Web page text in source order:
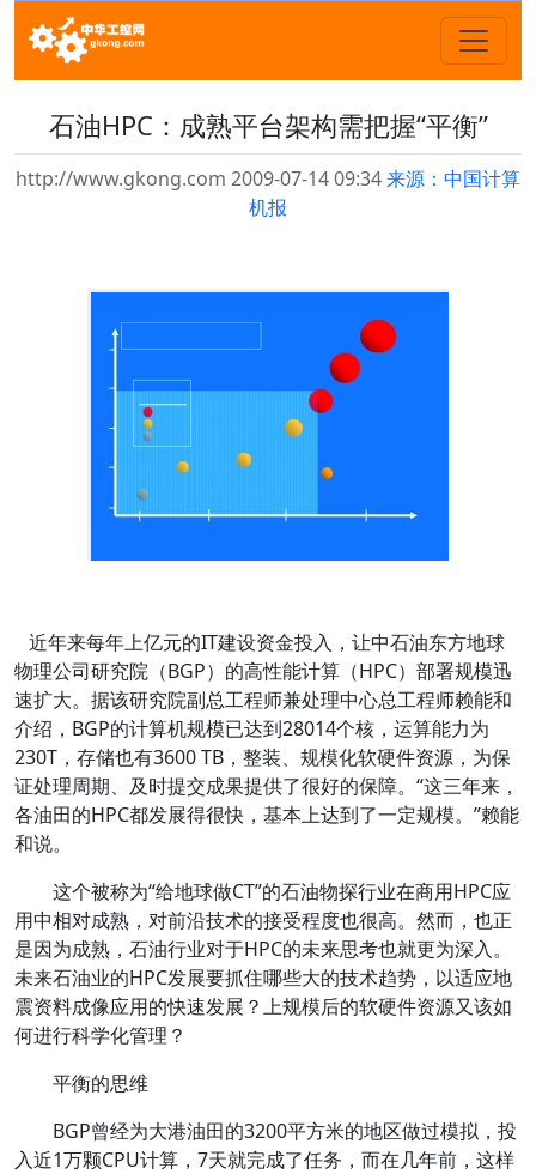
石油HPC：成熟平台架构需把握“平衡”
http://www.gkong.com 2009-07-14 09:34来源：中国计算
机报
近年来每年上亿元的IT建设资金投入，让中石油东方地球
物理公司研究院（BGP）的高性能计算（HPC）部署规模迅
速扩大。据该研究院副总工程师兼处理中心总工程师赖能和
介绍，BGP的计算机规模已达到28014个核，运算能力为
230T，存储也有3600 TB，整装、规模化软硬件资源，为保
证处理周期、及时提交成果提供了很好的保障。“这三年来，
各油田的HPC都发展得很快，基本上达到了一定规模。”赖能
和说。
这个被称为“给地球做CT”的石油物探行业在商用HPC应
用中相对成熟，对前沿技术的接受程度也很高。然而，也正
是因为成熟，石油行业对于HPC的未来思考也就更为深入。
未来石油业的HPC发展要抓住哪些大的技术趋势，以适应地
震资料成像应用的快速发展？上规模后的软硬件资源又该如
何进行科学化管理？
平衡的思维
BGP曾经为大港油田的3200平方米的地区做过模拟，投
入近1万颗CPU计算，7天就完成了任务，而在几年前，这样